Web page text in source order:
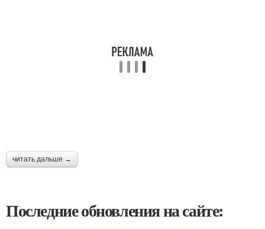
читать дальше →
Последние обновления на сайте: